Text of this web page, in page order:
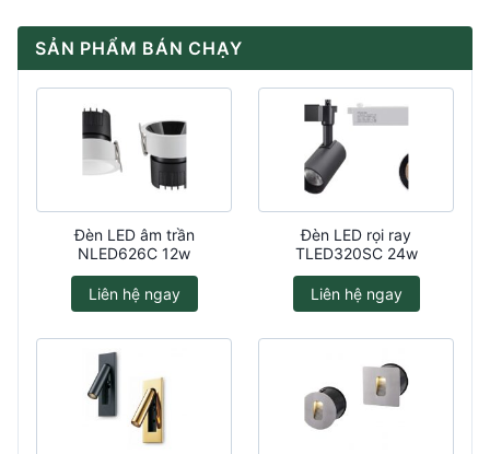
SẢN PHẨM BÁN CHẠY
Đèn LED âm trần
NLED626C 12w
Liên hệ ngay
Đèn LED rọi ray
TLED320SC 24w
Liên hệ ngay